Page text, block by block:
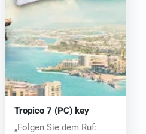
Tropico 7 (PC) key
„Folgen Sie dem Ruf: